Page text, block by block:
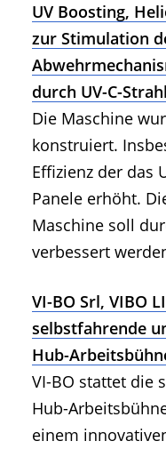
UV Boosting,
zur Stimulation
durch UV-C-
Die Maschine
konstruiert.
Effizienz der das
Panele erhöht.
Maschine soll
verbessert
VI-BO Srl, VIBO
selbstfahrende
Hub-
VI-BO stattet die
Hub-
einem